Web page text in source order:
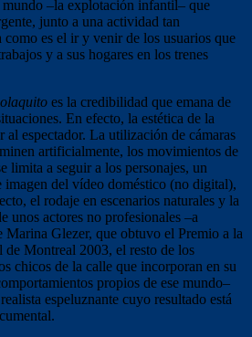
–la explotación infantil– que
junto a una actividad tan
es el ir y venir de los usuarios que
y a sus hogares en los trenes
es la credibilidad que emana de
En efecto, la estética de la
al espectador. La utilización de cámaras
artificialmente, los movimientos de
limita a seguir a los personajes, un
del vídeo doméstico (no digital),
el rodaje en escenarios naturales y la
unos actores no profesionales –a
Marina Glezer, que obtuvo el Premio a la
Montreal 2003, el resto de los
chicos de la calle que incorporan en su
propios de ese mundo–
espeluznante cuyo resultado está